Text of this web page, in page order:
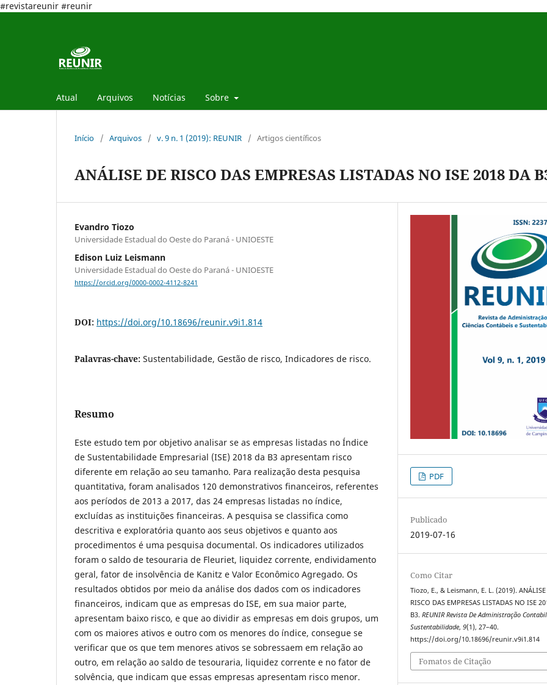
#revistareunir #reunir
Atual Arquivos Notícias Sobre
Início / Arquivos / v. 9 n. 1 (2019): REUNIR / Artigos científicos
ANÁLISE DE RISCO DAS EMPRESAS LISTADAS NO ISE 2018 DA
Evandro Tiozo
Universidade Estadual do Oeste do Paraná - UNIOESTE
Edison Luiz Leismann
Universidade Estadual do Oeste do Paraná - UNIOESTE
https://orcid.org/0000-0002-4112-8241
DOI: https://doi.org/10.18696/reunir.v9i1.814
Palavras-chave: Sustentabilidade, Gestão de risco, Indicadores de risco.
Resumo
Este estudo tem por objetivo analisar se as empresas listadas no Índice
de Sustentabilidade Empresarial (ISE) 2018 da B3 apresentam risco
diferente em relação ao seu tamanho. Para realização desta pesquisa
quantitativa, foram analisados 120 demonstrativos financeiros, referentes
aos períodos de 2013 a 2017, das 24 empresas listadas no índice,
excluídas as instituições financeiras. A pesquisa se classifica como
descritiva e exploratória quanto aos seus objetivos e quanto aos
procedimentos é uma pesquisa documental. Os indicadores utilizados
foram o saldo de tesouraria de Fleuriet, liquidez corrente, endividamento
geral, fator de insolvência de Kanitz e Valor Econômico Agregado. Os
resultados obtidos por meio da análise dos dados com os indicadores
financeiros, indicam que as empresas do ISE, em sua maior parte,
apresentam baixo risco, e que ao dividir as empresas em dois grupos, um
com os maiores ativos e outro com os menores do índice, consegue se
verificar que os que tem menores ativos se sobressaem em relação ao
outro, em relação ao saldo de tesouraria, liquidez corrente e no fator de
solvência, que indicam que essas empresas apresentam risco menor.
PDF
Publicado
2019-07-16
Como Citar
Tiozo, E., & Leismann, E. L. (2019). ANÁLISE
RISCO DAS EMPRESAS LISTADAS NO ISE
B3.REUNIR Revista De Administração
Sustentabilidade,9(1), 27–40.
https://doi.org/10.18696/reunir.v9i1.814
Fomatos de Citação